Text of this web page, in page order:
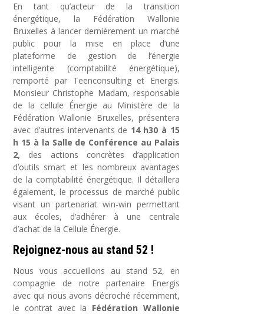
En tant qu’acteur de la transition
énergétique, la Fédération Wallonie
Bruxelles à lancer dernièrement un marché
public pour la mise en place d’une
plateforme de gestion de l’énergie
intelligente (comptabilité énergétique),
remporté par Teenconsulting et Energis.
Monsieur Christophe Madam, responsable
de la cellule Énergie au Ministère de la
Fédération Wallonie Bruxelles, présentera
avec d’autres intervenants de 14 h30 à 15
h 15 à la Salle de Conférence au Palais
2, des actions concrètes d’application
d’outils smart et les nombreux avantages
de la comptabilité énergétique. Il détaillera
également, le processus de marché public
visant un partenariat win-win permettant
aux écoles, d’adhérer à une centrale
d’achat de la Cellule Énergie.
Rejoignez-nous au stand 52 !
Nous vous accueillons au stand 52, en
compagnie de notre partenaire Energis
avec qui nous avons décroché récemment,
le contrat avec la Fédération Wallonie